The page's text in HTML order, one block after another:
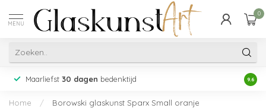
MENU
0
Maarliefst 30 dagen bedenktijd 9.6
Home / Borowski glaskunst Sparx Small oranje